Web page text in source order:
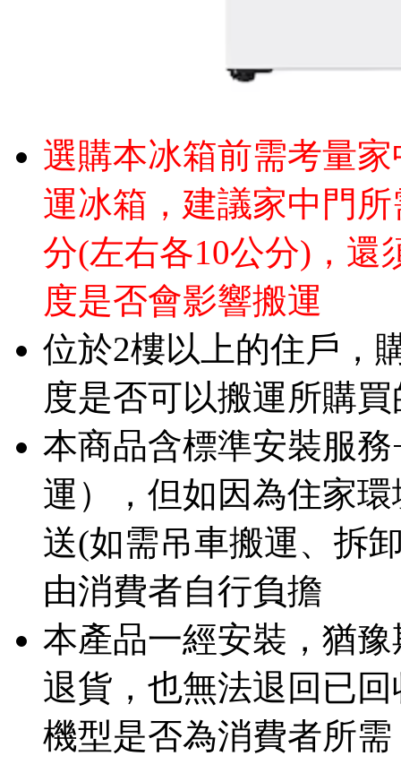
選購本冰箱前需考量
運冰箱，建議家中門
分(左右各10公分)，還
度是否會影響搬運
位於2樓以上的住戶，
度是否可以搬運所購
本商品含標準安裝服
運），但如因為住家
送(如需吊車搬運、拆
由消費者自行負擔
本產品一經安裝，猶
退貨，也無法退回已
機型是否為消費者所需